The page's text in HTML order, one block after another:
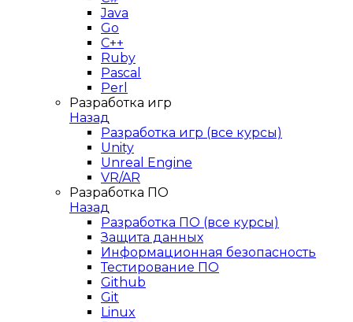
Java
Go
C++
Ruby
Pascal
Perl
Разработка игр
Назад
Разработка игр (все курсы)
Unity
Unreal Engine
VR/AR
Разработка ПО
Назад
Разработка ПО (все курсы)
Защита данных
Информационная безопасность
Тестирование ПО
Github
Git
Linux